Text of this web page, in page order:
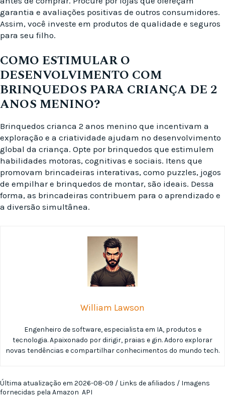
garantia e avaliações positivas de outros consumidores.
Assim, você investe em produtos de qualidade e seguros
para seu filho.
COMO ESTIMULAR O
DESENVOLVIMENTO COM
BRINQUEDOS PARA CRIANÇA DE 2
ANOS MENINO?
Brinquedos crianca 2 anos menino que incentivam a
exploração e a criatividade ajudam no desenvolvimento
global da criança. Opte por brinquedos que estimulem
habilidades motoras, cognitivas e sociais. Itens que
promovam brincadeiras interativas, como puzzles, jogos
de empilhar e brinquedos de montar, são ideais. Dessa
forma, as brincadeiras contribuem para o aprendizado e
a diversão simultânea.
William Lawson
Engenheiro de software, especialista em IA, produtos e
tecnologia. Apaixonado por dirigir, praias e gin. Adoro explorar
novas tendências e compartilhar conhecimentos do mundo tech.
Última atualização em 2026-08-09 / Links de afiliados / Imagens
fornecidas pela Amazon API